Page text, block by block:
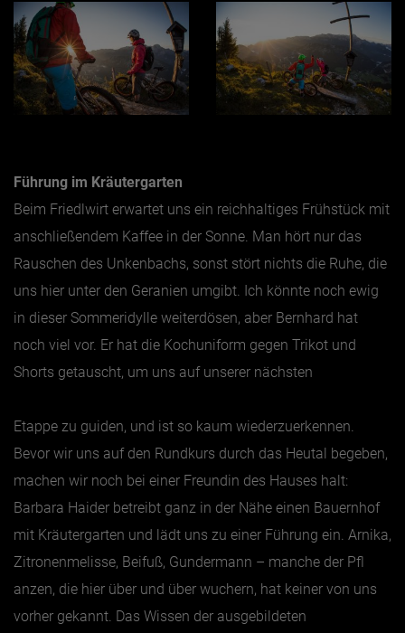
Führung im Kräutergarten
Beim Friedlwirt erwartet uns ein reichhaltiges Frühstück mit
anschließendem Kaffee in der Sonne. Man hört nur das
Rauschen des Unkenbachs, sonst stört nichts die Ruhe, die
uns hier unter den Geranien umgibt. Ich könnte noch ewig
in dieser Sommeridylle weiterdösen, aber Bernhard hat
noch viel vor. Er hat die Kochuniform gegen Trikot und
Shorts getauscht, um uns auf unserer nächsten
Etappe zu guiden, und ist so kaum wiederzuerkennen.
Bevor wir uns auf den Rundkurs durch das Heutal begeben,
machen wir noch bei einer Freundin des Hauses halt:
Barbara Haider betreibt ganz in der Nähe einen Bauernhof
mit Kräutergarten und lädt uns zu einer Führung ein. Arnika,
Zitronenmelisse, Beifuß, Gundermann – manche der Pfl
anzen, die hier über und über wuchern, hat keiner von uns
vorher gekannt. Das Wissen der ausgebildeten